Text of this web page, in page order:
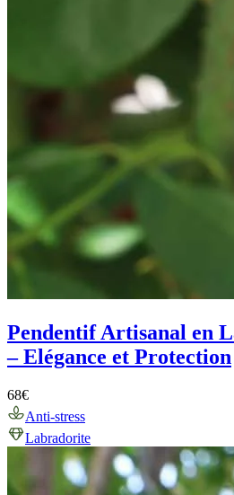
Pendentif Artisanal en
– Elégance et Protection
68€
Anti-stress
Labradorite